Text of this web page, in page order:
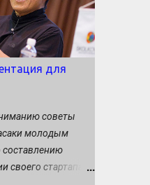
для
советы
молодым
своего стартапа